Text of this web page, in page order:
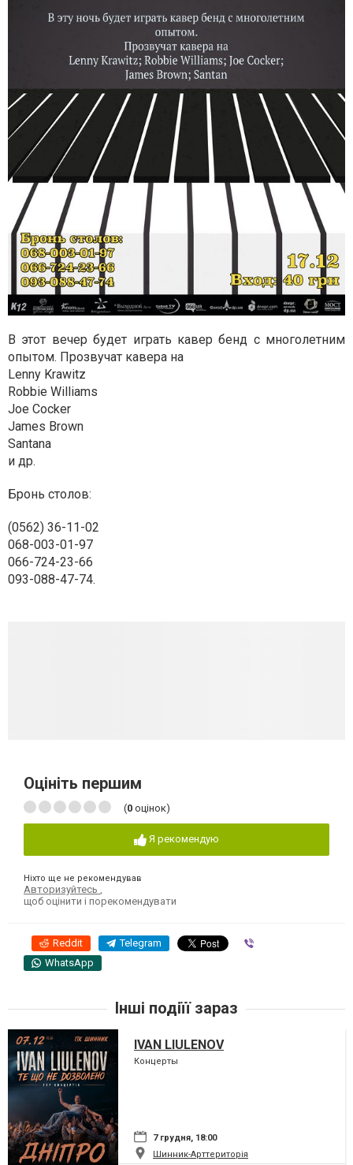
В этот вечер будет играть кавер бенд с многолетним
опытом. Прозвучат кавера на
Lenny Krawitz
Robbie Williams
Joe Cocker
James Brown
Santana
и др.
Бронь столов:
(0562) 36-11-02
068-003-01-97
066-724-23-66
093-088-47-74.
Оцініть першим
(0 оцінок)
Я рекомендую
Ніхто ще не рекомендував
Авторизуйтесь
щоб оцінити і порекомендувати
Reddit Telegram
WhatsApp
Інші подіїї зараз
IVAN LIULENOV
Концерты
7 грудня, 18:00
Шинник-Арттериторія